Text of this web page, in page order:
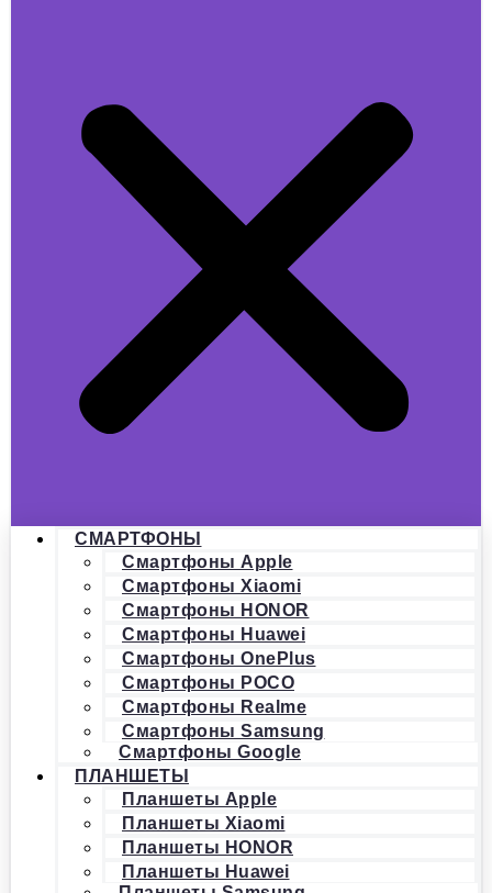
СМАРТФОНЫ
Смартфоны Apple
Смартфоны Xiaomi
Смартфоны HONOR
Смартфоны Huawei
Смартфоны OnePlus
Смартфоны POCO
Смартфоны Realme
Смартфоны Samsung
Смартфоны Google
ПЛАНШЕТЫ
Планшеты Apple
Планшеты Xiaomi
Планшеты HONOR
Планшеты Huawei